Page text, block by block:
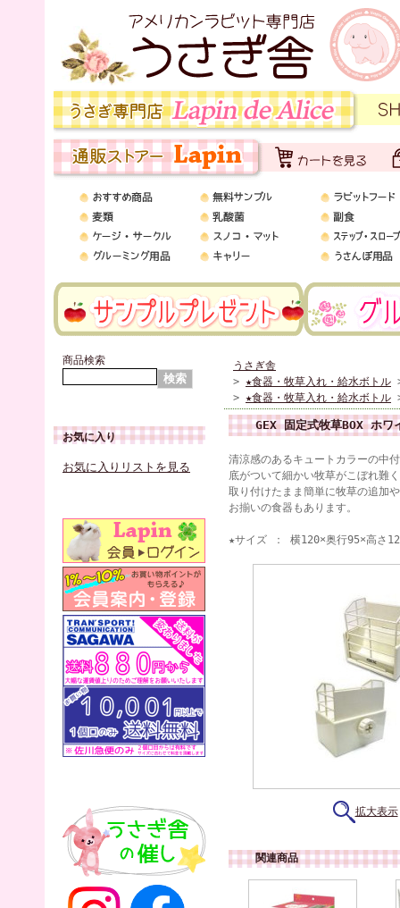
商品検索
お気に入り
お気に入りリストを見る
うさぎ舎
> ★食器・牧草入れ・給水ボトル
> ★食器・牧草入れ・給水ボトル
GEX 固定式牧草BOX ホワ
清涼感のあるキュートカラーの中
底がついて細かい牧草がこぼれ難
取り付けたまま簡単に牧草の追加
お揃いの食器もあります。
★サイズ ： 横120×奥行95×高さ
拡大表示
関連商品